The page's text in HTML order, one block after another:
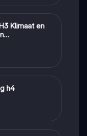
Klimaat en
h4